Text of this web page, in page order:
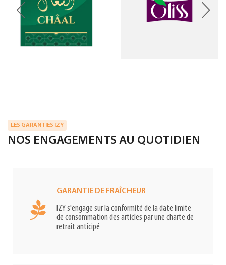
LES GARANTIES IZY
NOS ENGAGEMENTS AU QUOTIDIEN
GARANTIE DE FRAÎCHEUR
IZY s'engage sur la conformité de la date limite
de consommation des articles par une charte de
retrait anticipé